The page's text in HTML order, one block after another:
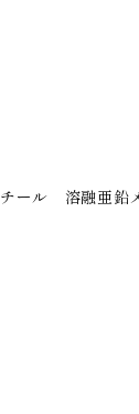
ール 溶融亜鉛